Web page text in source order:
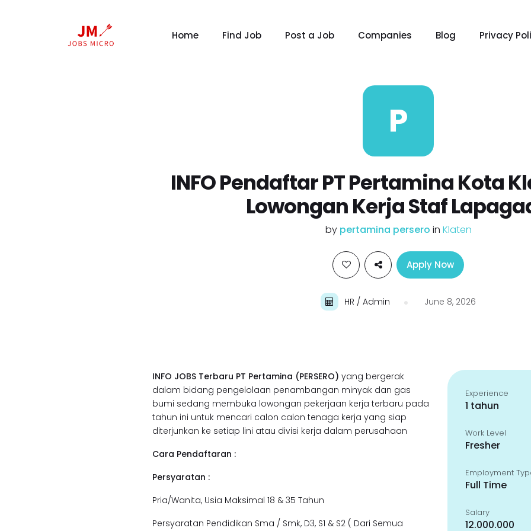
Home Find Job Post a Job Companies Blog Privacy
P
INFO Pendaftar PT Pertamina Kota
Lowongan Kerja Staf
by pertamina persero in Klaten
Apply Now
HR / Admin June 8, 2026
INFO JOBS Terbaru PT Pertamina (PERSERO) yang bergerak
dalam bidang pengelolaan penambangan minyak dan gas
bumi sedang membuka lowongan pekerjaan kerja terbaru pada
tahun ini untuk mencari calon calon tenaga kerja yang siap
diterjunkan ke setiap lini atau divisi kerja dalam perusahaan
Cara Pendaftaran :
Persyaratan :
Pria/Wanita, Usia Maksimal 18 & 35 Tahun
Persyaratan Pendidikan Sma / Smk, D3, S1 & S2 ( Dari Semua
Experience
1 tahun
Work Level
Fresher
Employment
Full Time
Salary
12.000.000